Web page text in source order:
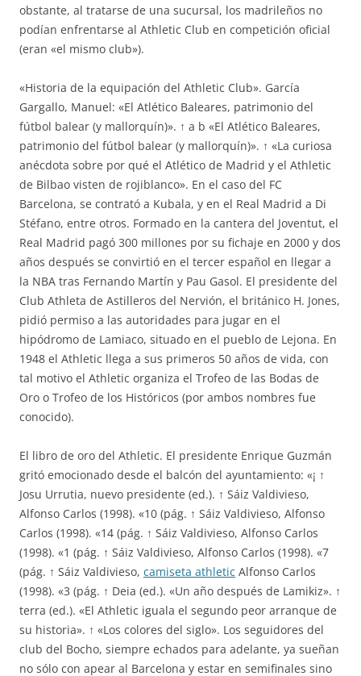
obstante, al tratarse de una sucursal, los madrileños no
podían enfrentarse al Athletic Club en competición oficial
(eran «el mismo club»).
«Historia de la equipación del Athletic Club». García
Gargallo, Manuel: «El Atlético Baleares, patrimonio del
fútbol balear (y mallorquín)». ↑ a b «El Atlético Baleares,
patrimonio del fútbol balear (y mallorquín)». ↑ «La curiosa
anécdota sobre por qué el Atlético de Madrid y el Athletic
de Bilbao visten de rojiblanco». En el caso del FC
Barcelona, se contrató a Kubala, y en el Real Madrid a Di
Stéfano, entre otros. Formado en la cantera del Joventut, el
Real Madrid pagó 300 millones por su fichaje en 2000 y dos
años después se convirtió en el tercer español en llegar a
la NBA tras Fernando Martín y Pau Gasol. El presidente del
Club Athleta de Astilleros del Nervión, el británico H. Jones,
pidió permiso a las autoridades para jugar en el
hipódromo de Lamiaco, situado en el pueblo de Lejona. En
1948 el Athletic llega a sus primeros 50 años de vida, con
tal motivo el Athletic organiza el Trofeo de las Bodas de
Oro o Trofeo de los Históricos (por ambos nombres fue
conocido).
El libro de oro del Athletic. El presidente Enrique Guzmán
gritó emocionado desde el balcón del ayuntamiento: «¡ ↑
Josu Urrutia, nuevo presidente (ed.). ↑ Sáiz Valdivieso,
Alfonso Carlos (1998). «10 (pág. ↑ Sáiz Valdivieso, Alfonso
Carlos (1998). «14 (pág. ↑ Sáiz Valdivieso, Alfonso Carlos
(1998). «1 (pág. ↑ Sáiz Valdivieso, Alfonso Carlos (1998). «7
(pág. ↑ Sáiz Valdivieso, camiseta athletic Alfonso Carlos
(1998). «3 (pág. ↑ Deia (ed.). «Un año después de Lamikiz». ↑
terra (ed.). «El Athletic iguala el segundo peor arranque de
su historia». ↑ «Los colores del siglo». Los seguidores del
club del Bocho, siempre echados para adelante, ya sueñan
no sólo con apear al Barcelona y estar en semifinales sino